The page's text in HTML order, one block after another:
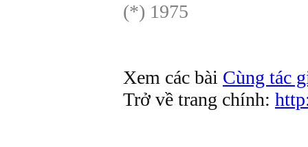
(*) 1975
Xem các bài Cùng tác
Trở về trang chính: